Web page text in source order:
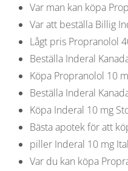
Var man kan köpa
Var att beställa Billig
Lågt pris Propranolol
Beställa Inderal
Köpa Propranolol 10
Beställa Inderal
Köpa Inderal 10 mg
Bästa apotek för att
piller Inderal 10 mg
Var du kan köpa